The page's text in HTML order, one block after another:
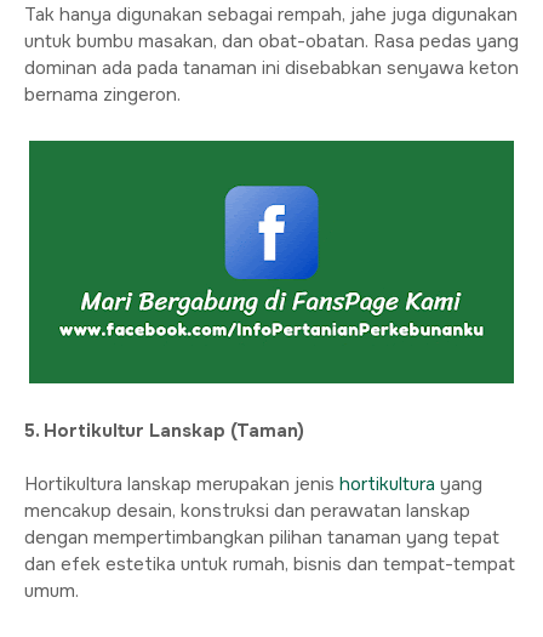
Tak hanya digunakan sebagai rempah, jahe juga digunakan
untuk bumbu masakan, dan obat-obatan. Rasa pedas yang
dominan ada pada tanaman ini disebabkan senyawa keton
bernama zingeron.
5. Hortikultur Lanskap (Taman)
Hortikultura lanskap merupakan jenis hortikultura yang
mencakup desain, konstruksi dan perawatan lanskap
dengan mempertimbangkan pilihan tanaman yang tepat
dan efek estetika untuk rumah, bisnis dan tempat-tempat
umum.